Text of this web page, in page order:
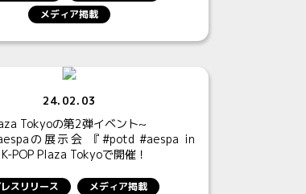
メディア掲載
24.02.03
Tokyoの第2弾イベント~
の展示会 『#potd #aespa in
POP Plaza Tokyoで開催！
スリリース メディア掲載